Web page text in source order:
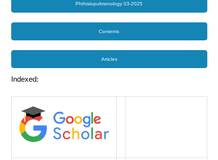
Phthisiopulmonology 03-2025
Contents
Articles
Indexed: